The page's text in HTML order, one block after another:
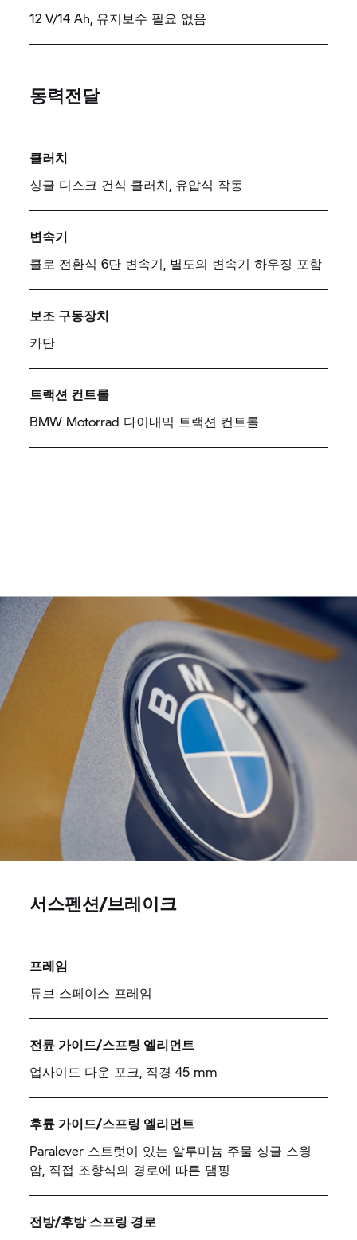
12 V/14 Ah, 유지보수 필요 없음
동력전달
클러치
싱글 디스크 건식 클러치, 유압식 작동
변속기
클로 전환식 6단 변속기, 별도의 변속기 하우징 포함
보조 구동장치
카단
트랙션 컨트롤
BMW Motorrad 다이내믹 트랙션 컨트롤
서스펜션/브레이크
프레임
튜브 스페이스 프레임
전륜 가이드/스프링 엘리먼트
업사이드 다운 포크, 직경 45 mm
후륜 가이드/스프링 엘리먼트
Paralever 스트럿이 있는 알루미늄 주물 싱글 스윙
암, 직접 조향식의 경로에 따른 댐핑
전방/후방 스프링 경로